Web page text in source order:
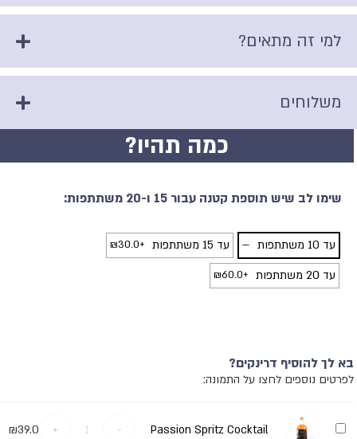
למי זה מתאים?
משלוחים
כמה תהיו?
שימו לב שיש תוספת קטנה עבור 15 ו-20 משתתפות:
עד 10 משתתפות — עד 15 משתתפות +
₪30.0
עד 20 משתתפות +
₪60.0
בא לך להוסיף דרינקים?
לפרטים נוספים לחצו על התמונה:
Passion
Passion Spritz Cocktail
-
+
₪39.0